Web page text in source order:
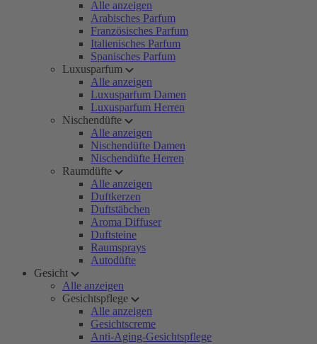
Alle anzeigen
Arabisches Parfum
Französisches Parfum
Italienisches Parfum
Spanisches Parfum
Luxusparfum
Alle anzeigen
Luxusparfum Damen
Luxusparfum Herren
Nischendüfte
Alle anzeigen
Nischendüfte Damen
Nischendüfte Herren
Raumdüfte
Alle anzeigen
Duftkerzen
Duftstäbchen
Aroma Diffuser
Duftsteine
Raumsprays
Autodüfte
Gesicht
Alle anzeigen
Gesichtspflege
Alle anzeigen
Gesichtscreme
Anti-Aging-Gesichtspflege